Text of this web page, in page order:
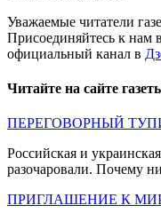
Уважаемые читатели
Присоединяйтесь к нам в
официальный канал в
Читайте на сайте
ПЕРЕГОВОРНЫЙ
Российская и
разочаровали. Почему
ПРИГЛАШЕНИЕ К